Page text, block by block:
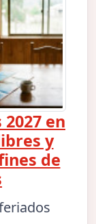
en
y
de